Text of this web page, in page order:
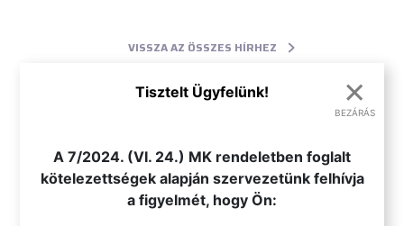
VISSZA AZ ÖSSZES HÍRHEZ
×
BEZÁRÁS
Tisztelt Ügyfelünk!
A 7/2024. (VI. 24.) MK rendeletben foglalt
kötelezettségek alapján szervezetünk felhívja
a figyelmét, hogy Ön: